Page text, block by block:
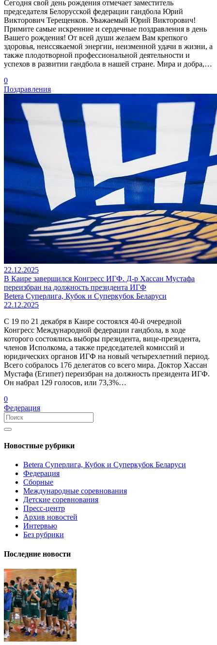
Сегодня свой день рождения отмечает заместитель
председателя Белорусской федерации гандбола Юрий
Викторович Терещенков. Уважаемый Юрий Викторович!
Примите самые искренние и сердечные поздравления в день
Вашего рождения! От всей души желаем Вам крепкого
здоровья, неиссякаемой энергии, неизменной удачи в жизни, а
также плодотворной профессиональной деятельности и
успехов в развитии гандбола в нашей стране. Мира и добра,…
0
Поздравления
22.12.2025
В Каире завершился Конгресс ИГФ. Д-р Хассан Мустафа
переизбран на должность президента ИГФ
Betera Суперлига, Кубок и Суперкубок Беларуси
22.12.2025
С 19 по 21 декабря в Каире состоялся 40-й очередной
Конгресс Международной федерации гандбола, в ходе
которого состоялись выборы президента, вице-президента,
членов Исполкома, а также председателей комиссий и
юридических органов ИГФ на новый четырехлетний период.
Всего собралось 176 делегатов со всего мира. Доктор Хассан
Мустафа (Египет) переизбран на должность президента ИГФ.
Он набрал 129 голосов, или 73,3%…
0
Федерация
Новостные рубрики
Betera Суперлига, Кубок и Суперкубок Беларуси
Федерация
Сборные
Международные соревнования
Детские соревнования
Пресс-центр
Архив новостей
Интервью
Без рубрики
Последние новости